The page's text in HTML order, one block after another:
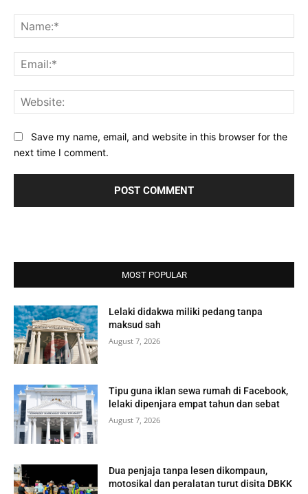
Save my name, email, and website in this browser for the
next time I comment.
MOST POPULAR
Lelaki didakwa miliki pedang tanpa
maksud sah
August 7, 2026
Tipu guna iklan sewa rumah di Facebook,
lelaki dipenjara empat tahun dan sebat
August 7, 2026
Dua penjaja tanpa lesen dikompaun,
motosikal dan peralatan turut disita DBKK